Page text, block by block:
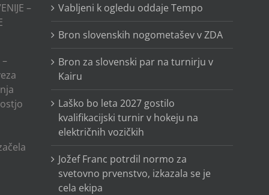
–
Vabljeni k ogledu oddaje Tempo
Bron slovenskih nogometašev v ZDA
Bron za slovenski par na turnirju v
Kairu
Laško bo leta 2027 gostilo
kvalifikacijski turnir v hokeju na
električnih vozičkih
Jožef Franc potrdil normo za
svetovno prvenstvo, izkazala se je
cela ekipa